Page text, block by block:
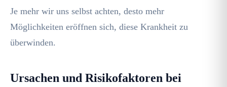
Je mehr wir uns selbst achten, desto mehr
Möglichkeiten eröffnen sich, diese Krankheit zu
überwinden.
Ursachen und Risikofaktoren bei